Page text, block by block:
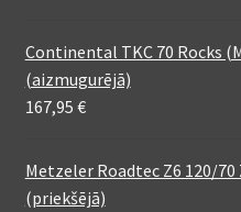
Continental TKC 70 Rocks
(aizmugurējā)
167,95 €
Metzeler Roadtec Z6 120/70
(priekšējā)